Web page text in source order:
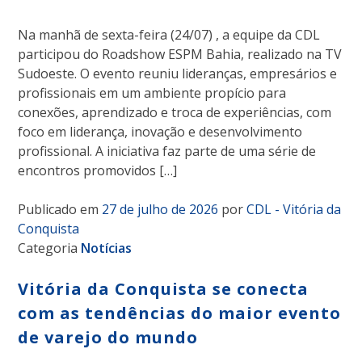
Na manhã de sexta-feira (24/07) , a equipe da CDL
participou do Roadshow ESPM Bahia, realizado na TV
Sudoeste. O evento reuniu lideranças, empresários e
profissionais em um ambiente propício para
conexões, aprendizado e troca de experiências, com
foco em liderança, inovação e desenvolvimento
profissional. A iniciativa faz parte de uma série de
encontros promovidos […]
Publicado em 27 de julho de 2026 porCDL - Vitória da
Conquista
Categoria Notícias
Vitória da Conquista se conecta
com as tendências do maior evento
de varejo do mundo